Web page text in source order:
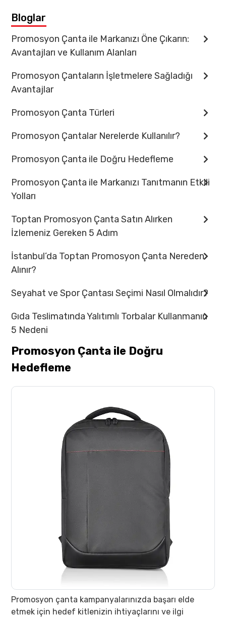
Bloglar
Promosyon Çanta ile Markanızı Öne Çıkarın:
Avantajları ve Kullanım Alanları
Promosyon Çantaların İşletmelere Sağladığı
Avantajlar
Promosyon Çanta Türleri
Promosyon Çantalar Nerelerde Kullanılır?
Promosyon Çanta ile Doğru Hedefleme
Promosyon Çanta ile Markanızı Tanıtmanın Etkili
Yolları
Toptan Promosyon Çanta Satın Alırken
İzlemeniz Gereken 5 Adım
İstanbul’da Toptan Promosyon Çanta Nereden
Alınır?
Seyahat ve Spor Çantası Seçimi Nasıl Olmalıdır?
Gıda Teslimatında Yalıtımlı Torbalar Kullanmanın
5 Nedeni
Promosyon Çanta ile Doğru
Hedefleme
Promosyon çanta kampanyalarınızda başarı elde
etmek için hedef kitlenizin ihtiyaçlarını ve ilgi